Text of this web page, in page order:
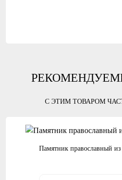
С ЭТИМ ТОВАРОМ
Памятник православный из